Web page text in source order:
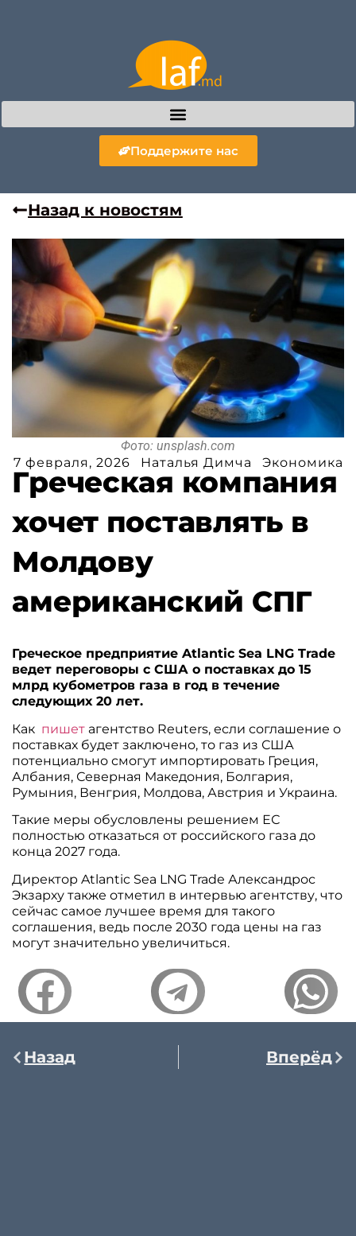
Поддержите нас
Назад к новостям
Фото: unsplash.com
7 февраля, 2026
Наталья Димча Экономика
Греческая компания
хочет поставлять в
Молдову
американский СПГ
Греческое предприятие Atlantic Sea LNG Trade
ведет переговоры с США о поставках до 15
млрд кубометров газа в год в течение
следующих 20 лет.
Как пишетагентство Reuters, если соглашение о
поставках будет заключено, то газ из США
потенциально смогут импортировать Греция,
Албания, Северная Македония, Болгария,
Румыния, Венгрия, Молдова, Австрия и Украина.
Такие меры обусловлены решением ЕС
полностью отказаться от российского газа до
конца 2027 года.
Директор Atlantic Sea LNG Trade Александрос
Экзарху также отметил в интервью агентству, что
сейчас самое лучшее время для такого
соглашения, ведь после 2030 года цены на газ
могут значительно увеличиться.
Назад Вперёд